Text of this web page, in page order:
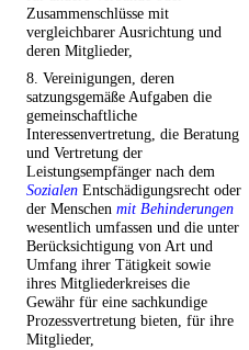
Zusammenschlüsse mit
vergleichbarer Ausrichtung und
deren Mitglieder,
8. Vereinigungen, deren
satzungsgemäße Aufgaben die
gemeinschaftliche
Interessenvertretung, die Beratung
und Vertretung der
Leistungsempfänger nach dem
Sozialen Entschädigungsrecht oder
der Menschen mit Behinderungen
wesentlich umfassen und die unter
Berücksichtigung von Art und
Umfang ihrer Tätigkeit sowie
ihres Mitgliederkreises die
Gewähr für eine sachkundige
Prozessvertretung bieten, für ihre
Mitglieder,